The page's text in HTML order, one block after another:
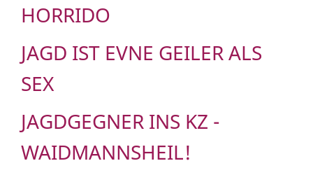
HORRIDO
JAGD IST EVNE GEILER ALS
SEX
JAGDGEGNER INS KZ -
WAIDMANNSHEIL!